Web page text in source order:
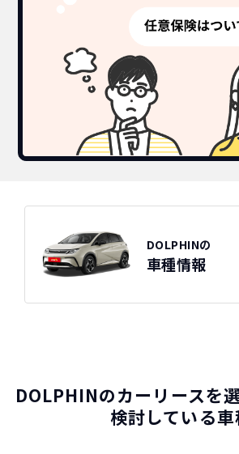
DOLPHINの
車種情報
DOLPHINのカーリースを
検討している車